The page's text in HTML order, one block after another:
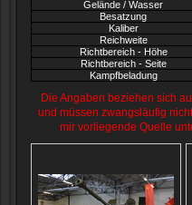
Gelände / Wasser
Besatzung
Kaliber
Reichweite
Richtbereich - Höhe
Richtbereich - Seite
Kampfbeladung
Die Angaben beziehen sich
und müssen zwangsläufig
mir vorliegende Quelle